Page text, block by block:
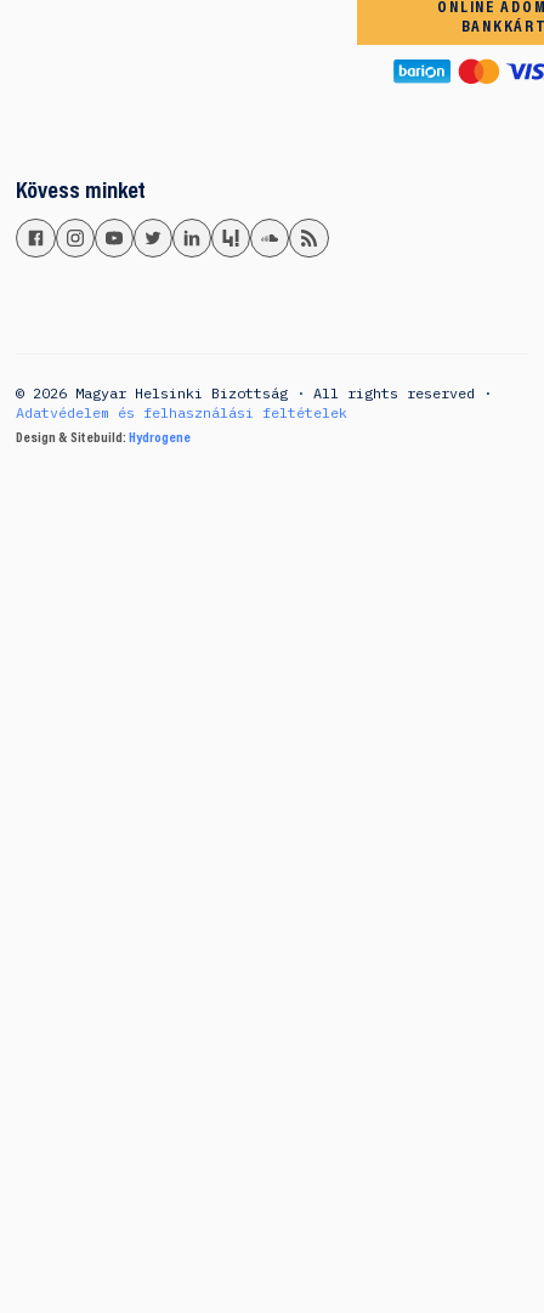
ONLINE
Kövess minket
© 2026 Magyar Helsinki Bizottság · All rights reserved ·
Adatvédelem és felhasználási feltételek
Design & Sitebuild:Hydrogene